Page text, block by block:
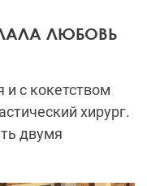
ЛЮБОВЬ
и с кокетством
хирург.
двумя